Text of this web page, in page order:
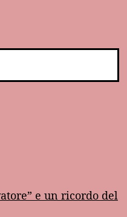
e un ricordo del